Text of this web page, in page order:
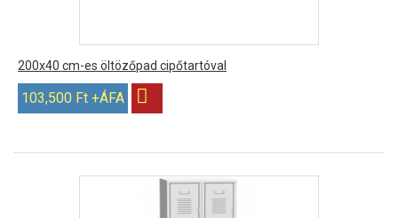
200x40 cm-es öltözőpad cipőtartóval
103,500 Ft +ÁFA